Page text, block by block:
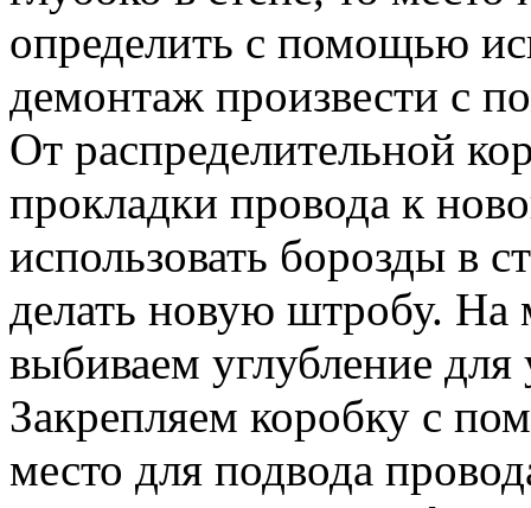
определить с помощью
демонтаж произвести с
От распределительной
прокладки провода к
использовать борозды в
делать новую штробу. На
выбиваем углубление
Закрепляем коробку с
место для подвода